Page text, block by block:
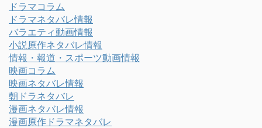
ドラマコラム
ドラマネタバレ情報
バラエティ動画情報
小説原作ネタバレ情報
情報・報道・スポーツ動画情報
映画コラム
映画ネタバレ情報
朝ドラネタバレ
漫画ネタバレ情報
漫画原作ドラマネタバレ